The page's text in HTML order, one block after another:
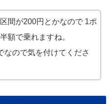
間が200円とかなので 1ポ
額で乗れますね。
なので気を付けてくださ